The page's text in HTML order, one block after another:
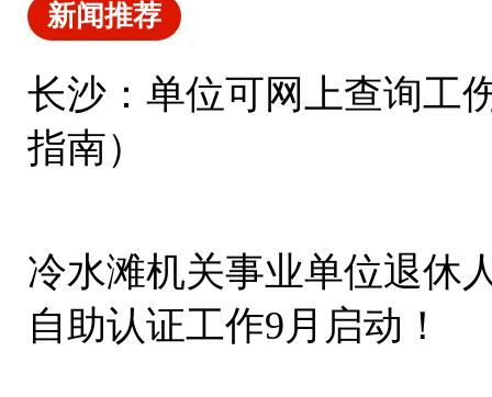
新闻推荐
长沙：单位可网上查询工
指南）
冷水滩机关事业单位退休
自助认证工作9月启动！